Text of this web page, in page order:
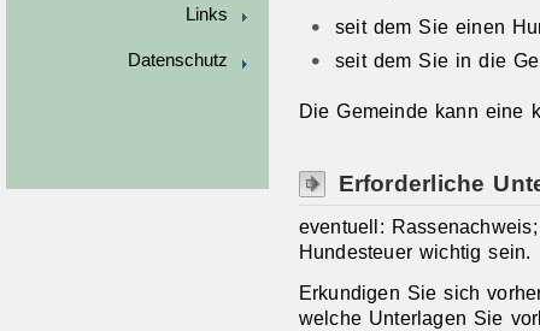
Links
Datenschutz
seit dem Sie einen
seit dem Sie in die
Die Gemeinde kann eine
Erforderliche
eventuell:
Hundesteuer wichtig sein.
Erkundigen Sie sich
welche Unterlagen Sie